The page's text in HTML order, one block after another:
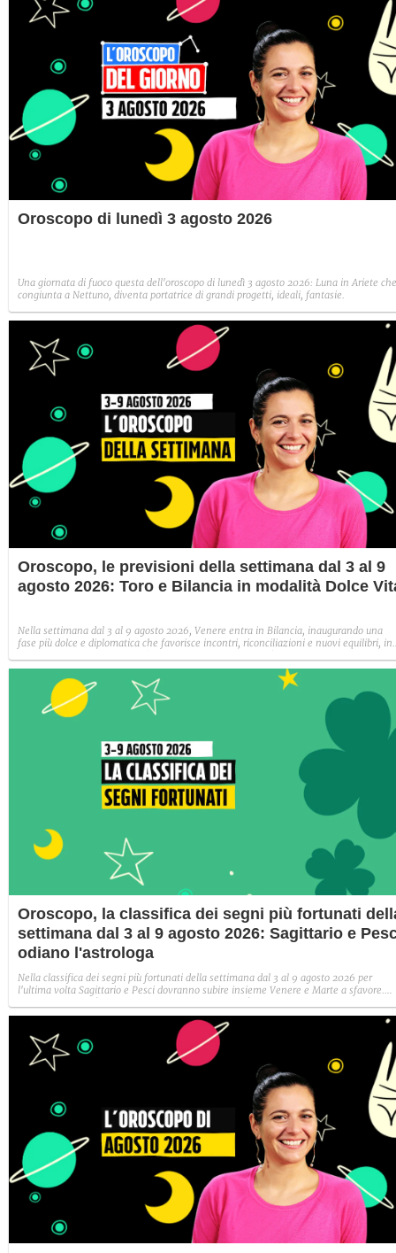
Oroscopo di lunedì 3 agosto 2026
Una giornata di fuoco questa dell'oroscopo di lunedì 3 agosto 2026: Luna in Ariete
congiunta a Nettuno, diventa portatrice di grandi progetti, ideali, fantasie.
Oroscopo, le previsioni della settimana dal 3 al 9
agosto 2026: Toro e Bilancia in modalità Dolce
Nella settimana dal 3 al 9 agosto 2026, Venere entra in Bilancia, inaugurando una
fase più dolce e diplomatica che favorisce incontri, riconciliazioni e nuovi equilibri, in
Oroscopo, la classifica dei segni più fortunati
settimana dal 3 al 9 agosto 2026: Sagittario e
odiano l'astrologa
Nella classifica dei segni più fortunati della settimana dal 3 al 9 agosto 2026 per
l'ultima volta Sagittario e Pesci dovranno subire insieme Venere e Marte a sfavore.